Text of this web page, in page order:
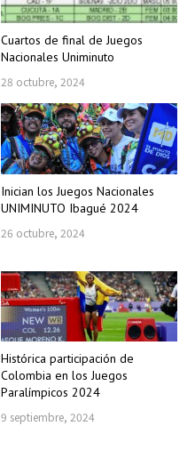
Cuartos de final de Juegos
Nacionales Uniminuto
28 octubre, 2024
Inician los Juegos Nacionales
UNIMINUTO Ibagué 2024
26 octubre, 2024
Histórica participación de
Colombia en los Juegos
Paralímpicos 2024
9 septiembre, 2024